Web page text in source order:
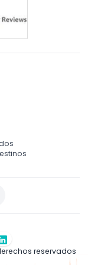
reservados